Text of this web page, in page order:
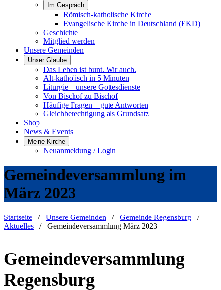
Im Gespräch
Römisch-katholische Kirche
Evangelische Kirche in Deutschland (EKD)
Geschichte
Mitglied werden
Unsere Gemeinden
Unser Glaube
Das Leben ist bunt. Wir auch.
Alt-katholisch in 5 Minuten
Liturgie – unsere Gottesdienste
Von Bischof zu Bischof
Häufige Fragen – gute Antworten
Gleichberechtigung als Grundsatz
Shop
News & Events
Meine Kirche
Neuanmeldung / Login
Gemeindeversammlung im
März 2023
Startseite / Unsere Gemeinden / Gemeinde Regensburg /
Aktuelles / Gemeindeversammlung März 2023
Gemeindeversammlung
Regensburg